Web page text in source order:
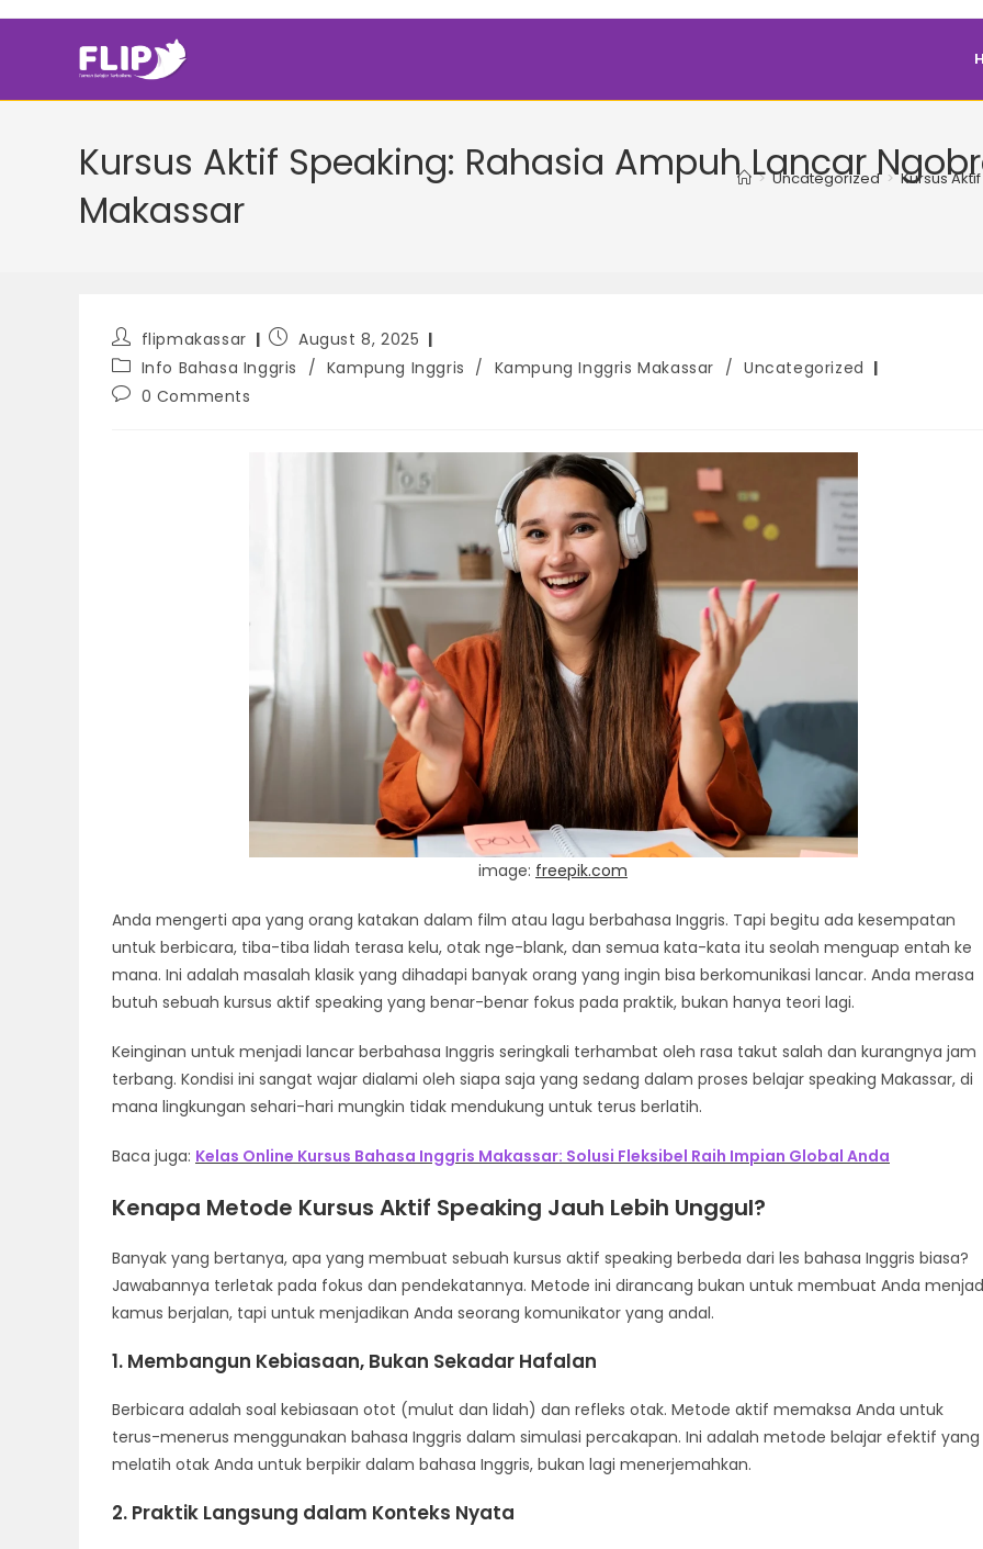
Kursus Aktif Speaking: Rahasia Ampuh Lancar
Makassar
> Uncategorized > Kursus
Post
author:
flipmakassar
Post
published:
August 8, 2025
Post
category:
Info Bahasa Inggris / Kampung Inggris / Kampung Inggris Makassar / Uncategorized
Post0 Comments
image: freepik.com
Anda mengerti apa yang orang katakan dalam film atau lagu berbahasa Inggris. Tapi begitu ada kesempatan
untuk berbicara, tiba-tiba lidah terasa kelu, otak nge-blank, dan semua kata-kata itu seolah menguap entah ke
mana. Ini adalah masalah klasik yang dihadapi banyak orang yang ingin bisa berkomunikasi lancar. Anda merasa
butuh sebuah kursus aktif speaking yang benar-benar fokus pada praktik, bukan hanya teori lagi.
Keinginan untuk menjadi lancar berbahasa Inggris seringkali terhambat oleh rasa takut salah dan kurangnya jam
terbang. Kondisi ini sangat wajar dialami oleh siapa saja yang sedang dalam proses belajar speaking Makassar, di
mana lingkungan sehari-hari mungkin tidak mendukung untuk terus berlatih.
Baca juga: Kelas Online Kursus Bahasa Inggris Makassar: Solusi Fleksibel Raih Impian Global Anda
Kenapa Metode Kursus Aktif Speaking Jauh Lebih Unggul?
Banyak yang bertanya, apa yang membuat sebuah kursus aktif speaking berbeda dari les bahasa Inggris biasa?
Jawabannya terletak pada fokus dan pendekatannya. Metode ini dirancang bukan untuk membuat Anda
kamus berjalan, tapi untuk menjadikan Anda seorang komunikator yang andal.
1. Membangun Kebiasaan, Bukan Sekadar Hafalan
Berbicara adalah soal kebiasaan otot (mulut dan lidah) dan refleks otak. Metode aktif memaksa Anda untuk
terus-menerus menggunakan bahasa Inggris dalam simulasi percakapan. Ini adalah metode belajar efektif yang
melatih otak Anda untuk berpikir dalam bahasa Inggris, bukan lagi menerjemahkan.
2. Praktik Langsung dalam Konteks Nyata